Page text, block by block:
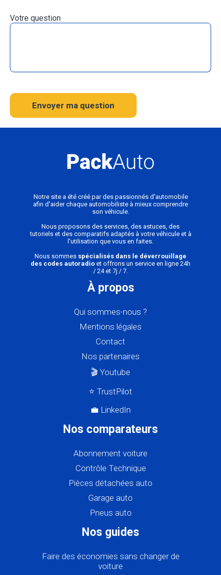
Votre question
Envoyer ma question
Notre site a été créé par des passionnés d'automobile
afin d'aider chaque automobiliste à mieux comprendre
son véhicule.
Nous proposons des services, des astuces, des
tutoriels et des comparatifs adaptés à votre véhicule et à
l'utilisation que vous en faites.
Nous sommes spécialisés dans le déverrouillage
des codes autoradio et offrons un service en ligne 24h
/ 24 et 7j / 7.
À propos
Qui sommes-nous ?
Mentions légales
Contact
Nos partenaires
🎬 Youtube
⭐ TrustPilot
💼 LinkedIn
Nos comparateurs
Abonnement voiture
Contrôle Technique
Pièces détachées auto
Garage auto
Pneus auto
Nos guides
Faire des économies sans changer de
voiture